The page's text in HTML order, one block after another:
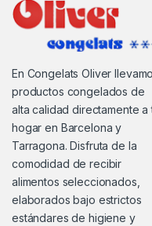
En Congelats Oliver
productos congelados de
alta calidad directamente a
hogar en Barcelona y
Tarragona. Disfruta de la
comodidad de recibir
alimentos seleccionados,
elaborados bajo estrictos
estándares de higiene y